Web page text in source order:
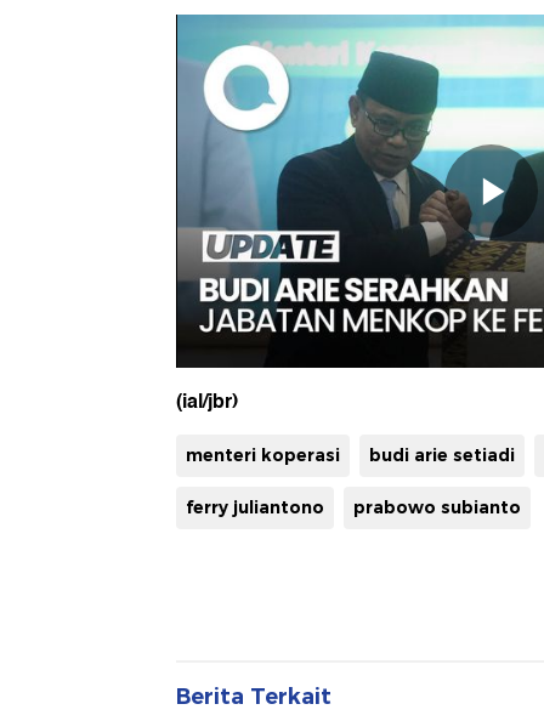
(ial/jbr)
menteri koperasi budi arie setiadi
ferry juliantono prabowo subianto
Berita Terkait